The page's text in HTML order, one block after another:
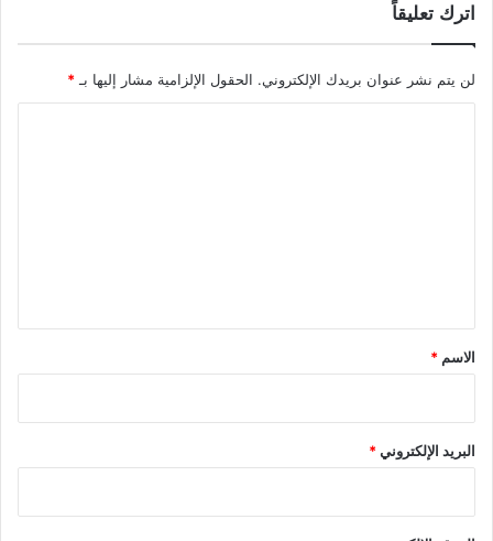
اترك تعليقاً
لن يتم نشر عنوان بريدك الإلكتروني. الحقول الإلزامية مشار إليها بـ *
*
الاسم *
البريد الإلكتروني*